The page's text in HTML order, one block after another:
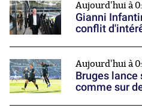
Aujourd'hui à
Gianni
conflit
Aujourd'hui à
Bruges
comme sur